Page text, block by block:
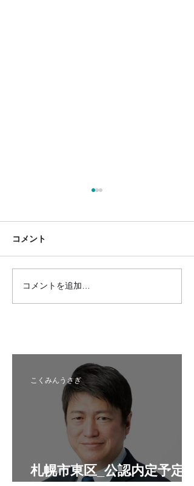
札幌市中央区_公認内定予
定候補者
コメント
コメントを追加…
札幌市東区_公認内定予定候
こくみんうさぎ